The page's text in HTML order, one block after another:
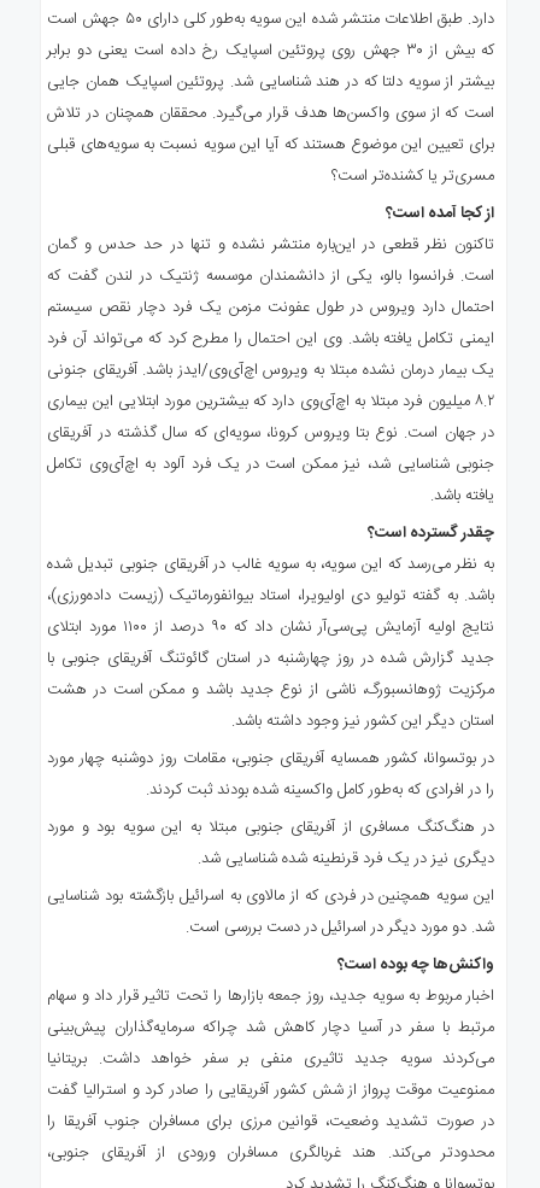
دارد. طبق اطلاعات منتشر شده این سویه به‌طور کلی دارای ۵۰ جهش است
که بیش از ۳۰ جهش روی پروتئین اسپایک رخ داده است یعنی دو برابر
بیشتر از سویه دلتا که در هند شناسایی شد. پروتئین اسپایک همان جایی
است که از سوی واکسن‌ها هدف قرار می‌گیرد. محققان همچنان در تلاش
برای تعیین این موضوع هستند که آیا این سویه نسبت به سویه‌های قبلی
مسری‌تر یا کشنده‌تر است؟
از کجا آمده است؟
تاکنون نظر قطعی در این‌باره منتشر نشده و تنها در حد حدس و گمان
است. فرانسوا بالو، یکی از دانشمندان موسسه ژنتیک در لندن گفت که
احتمال دارد ویروس در طول عفونت مزمن یک فرد دچار نقص سیستم
ایمنی تکامل یافته باشد. وی این احتمال را مطرح کرد که می‌تواند آن فرد
یک بیمار درمان نشده مبتلا به ویروس اچ‌آی‌وی/ایدز باشد. آفریقای جنونی
۸.۲ میلیون فرد مبتلا به اچ‌آی‌وی دارد که بیشترین مورد ابتلایی این بیماری
در جهان است. نوع بتا ویروس کرونا، سویه‌ای که سال گذشته در آفریقای
جنوبی شناسایی شد، نیز ممکن است در یک فرد آلود به اچ‌آی‌وی تکامل
یافته باشد.
چقدر گسترده است؟
به نظر می‌رسد که این سویه، به سویه غالب در آفریقای جنوبی تبدیل شده
باشد. به گفته تولیو دی اولیویرا، استاد بیوانفورماتیک (زیست داده‌ورزی)،
نتایج اولیه آزمایش پی‌سی‌آر نشان داد که ۹۰ درصد از ۱۱۰۰ مورد ابتلای
جدید گزارش شده در روز چهارشنبه در استان گائوتنگ آفریقای جنوبی با
مرکزیت ژوهانسبورگ، ناشی از نوع جدید باشد و ممکن است در هشت
استان دیگر این کشور نیز وجود داشته باشد.
در بوتسوانا، کشور همسایه آفریقای جنوبی، مقامات روز دوشنبه چهار مورد
را در افرادی که به‌طور کامل واکسینه شده بودند ثبت کردند.
در هنگ‌کنگ مسافری از آفریقای جنوبی مبتلا به این سویه بود و مورد
دیگری نیز در یک فرد قرنطینه شده شناسایی شد.
این سویه همچنین در فردی که از مالاوی به اسرائیل بازگشته بود شناسایی
شد. دو مورد دیگر در اسرائیل در دست بررسی است.
واکنش‌ها چه بوده است؟
اخبار مربوط به سویه جدید، روز جمعه بازارها را تحت تاثیر قرار داد و سهام
مرتبط با سفر در آسیا دچار کاهش شد چراکه سرمایه‌گذاران پیش‌بینی
می‌کردند سویه جدید تاثیری منفی بر سفر خواهد داشت. بریتانیا
ممنوعیت موقت پرواز از شش کشور آفریقایی را صادر کرد و استرالیا گفت
در صورت تشدید وضعیت، قوانین مرزی برای مسافران جنوب آفریقا را
محدود‌تر می‌کند. هند غربالگری مسافران ورودی از آفریقای جنوبی،